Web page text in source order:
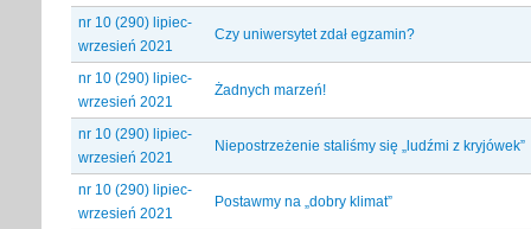
nr 10 (290) lipiec-
wrzesień 2021
Czy uniwersytet zdał egzamin?
nr 10 (290) lipiec-
wrzesień 2021
Żadnych marzeń!
nr 10 (290) lipiec-
wrzesień 2021
Niepostrzeżenie staliśmy się „ludźmi z kryjówek”
nr 10 (290) lipiec-
wrzesień 2021
Postawmy na „dobry klimat”